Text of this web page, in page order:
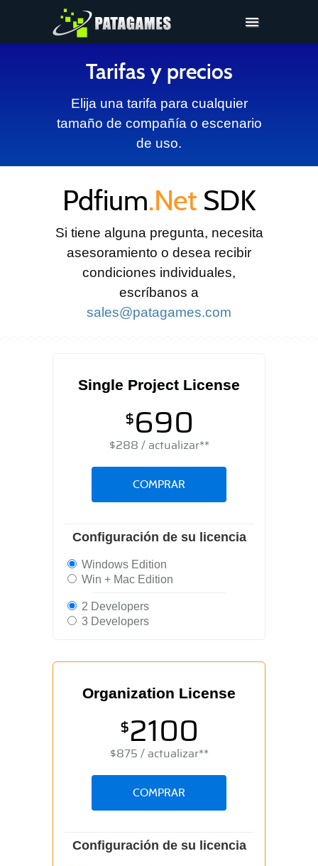
Ayuda
Compañía
Compras
Tarifas y precios
Elija una tarifa para cualquier
tamaño de compañía o escenario
de uso.
Pdfium.NetSDK
Si tiene alguna pregunta, necesita
asesoramiento o desea recibir
condiciones individuales,
escríbanos a
sales@patagames.com
Single Project License
$690
$288 / actualizar**
COMPRAR
Configuración de su licencia
Windows Edition
Win + Mac Edition
2 Developers
3 Developers
Organization License
$2100
$875 / actualizar**
COMPRAR
Configuración de su licencia